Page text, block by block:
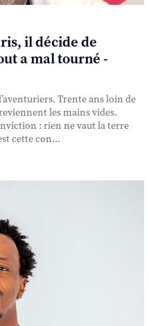
il décide de
a mal tourné -
Trente ans loin de
les mains vides.
: rien ne vaut la terre
cette con...